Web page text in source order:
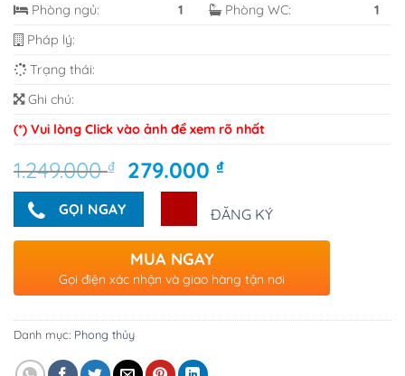
Phòng ngủ:
1 Phòng WC:
1
Pháp lý:
Trạng thái:
Ghi chú:
(*) Vui lòng Click vào ảnh để xem rõ nhất
1.249.000₫
Giá
gốc
1.249.000 ₫.
279.000₫Giá
tại
là:
GỌI NGAY ĐĂNG KÝ
MUA NGAY
Gọi điện xác nhận và giao hàng tận nơi
Danh mục: Phong thủy